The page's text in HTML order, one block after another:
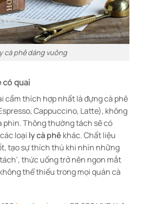
cà phê dáng vuông
có quai
cầm thích hợp nhất là đựng cà phê
Cappuccino, Latte), không
phin. Thông thường tách sẽ có
loại ly cà phê khác. Chất liệu
tạo sự thích thú khi nhìn những
thức uống trở nên ngon mắt
thể thiếu trong mọi quán cà